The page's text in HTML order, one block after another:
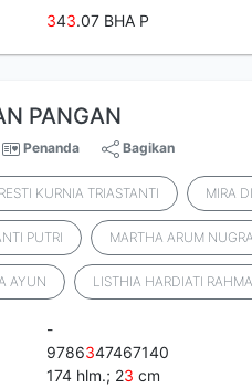
343.07 BHA P
PANGAN
Penanda Bagikan
RESTI KURNIA TRIASTANTI MIRA
PUTRI MARTHA ARUM
AYUN LISTHIA HARDIATI
-
9786347467140
174 hlm.; 23 cm